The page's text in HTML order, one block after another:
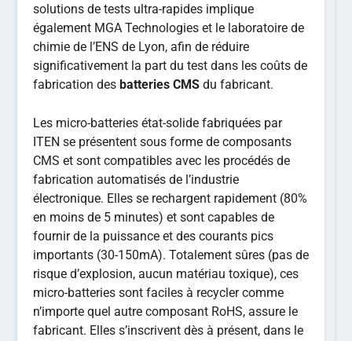
solutions de tests ultra-rapides implique
également MGA Technologies et le laboratoire de
chimie de l’ENS de Lyon, afin de réduire
significativement la part du test dans les coûts de
fabrication desbatteries CMS du fabricant.
Les micro-batteries état-solide fabriquées par
ITEN se présentent sous forme de composants
CMS et sont compatibles avec les procédés de
fabrication automatisés de l’industrie
électronique. Elles se rechargent rapidement (80%
en moins de 5 minutes) et sont capables de
fournir de la puissance et des courants pics
importants (30-150mA). Totalement sûres (pas de
risque d’explosion, aucun matériau toxique), ces
micro-batteries sont faciles à recycler comme
n’importe quel autre composant RoHS, assure le
fabricant. Elles s’inscrivent dès à présent, dans le